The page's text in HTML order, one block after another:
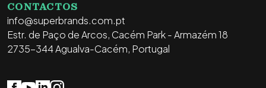
CONTACTOS
info@superbrands.com.pt
Estr. de Paço de Arcos, Cacém Park - Armazém 18
2735-344 Agualva-Cacém, Portugal